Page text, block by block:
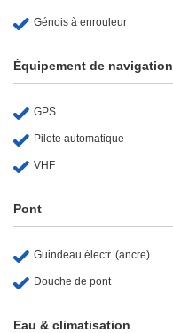
Génois à enrouleur
Équipement de navigation
GPS
Pilote automatique
VHF
Pont
Guindeau électr. (ancre)
Douche de pont
Eau & climatisation